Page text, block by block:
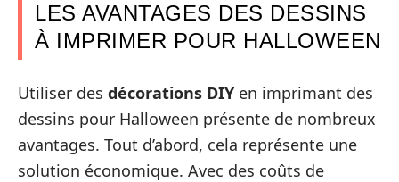
LES AVANTAGES DES DESSINS
À IMPRIMER POUR HALLOWEEN
Utiliser des décorations DIY en imprimant des
dessins pour Halloween présente de nombreux
avantages. Tout d’abord, cela représente une
solution économique. Avec des coûts de